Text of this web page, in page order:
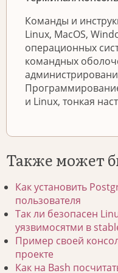
Команды и
Linux, MacOS,
операционных
командных
и Linux, тонкая
Также может
Как установить
пользователя
Так ли безопасен
уязвимосятми в
Пример своей
проекте
Как на Bash